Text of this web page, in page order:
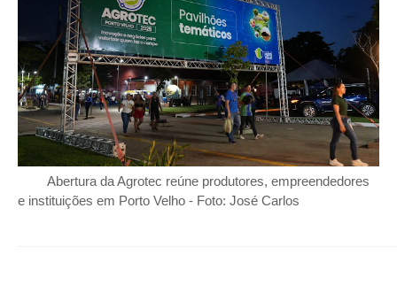
Abertura da Agrotec reúne produtores, empreendedores
e instituições em Porto Velho - Foto: José Carlos